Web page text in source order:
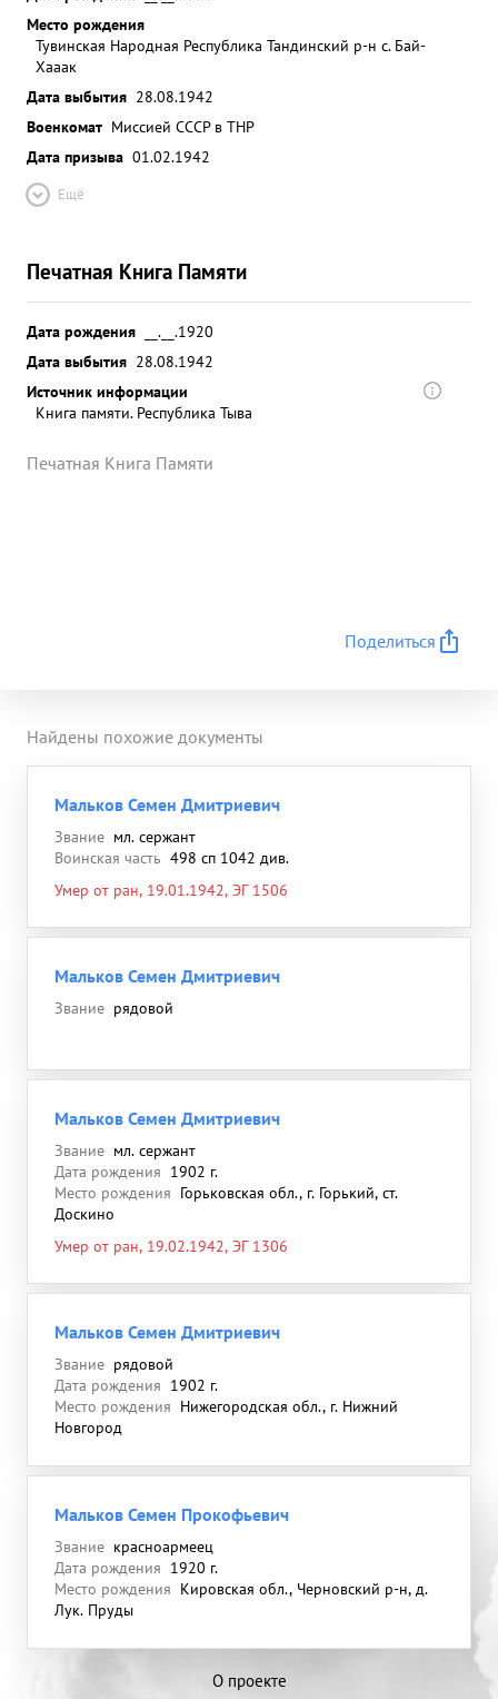
Место рождения
Тувинская Народная Республика Тандинский р-н с. Бай-
Хааак
Дата выбытия 28.08.1942
Военкомат Миссией СССР в ТНР
Дата призыва 01.02.1942
Ещё
Печатная Книга Памяти
Дата рождения
__.__.1920
Дата выбытия 28.08.1942
Источник информации
Книга памяти. Республика Тыва
Печатная Книга Памяти
Поделиться
Найдены похожие документы
Мальков Семен Дмитриевич
Звание мл. сержант
Воинская часть 498 сп 1042 див.
Умер от ран, 19.01.1942, ЭГ 1506
Мальков Семен Дмитриевич
Звание рядовой
Мальков Семен Дмитриевич
Звание мл. сержант
Дата рождения 1902 г.
Место рождения Горьковская обл., г. Горький, ст.
Доскино
Умер от ран, 19.02.1942, ЭГ 1306
Мальков Семен Дмитриевич
Звание рядовой
Дата рождения 1902 г.
Место рождения Нижегородская обл., г. Нижний
Новгород
Мальков Семен Прокофьевич
Звание красноармеец
Дата рождения 1920 г.
Место рождения Кировская обл., Черновский р-н, д.
Лук. Пруды
О проекте